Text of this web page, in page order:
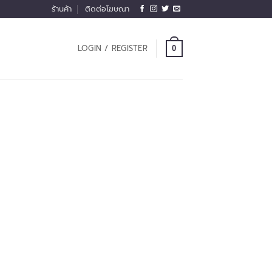
ร้านค้า ติดต่อโฆษณา
LOGIN / REGISTER 0